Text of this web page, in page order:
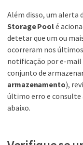
Além disso, um alerta
Storage Poolé
detetar que um ou
ocorreram nos últimos
notificação por e-mail
conjunto de
armazenamento),
último erro e consulte
abaixo.